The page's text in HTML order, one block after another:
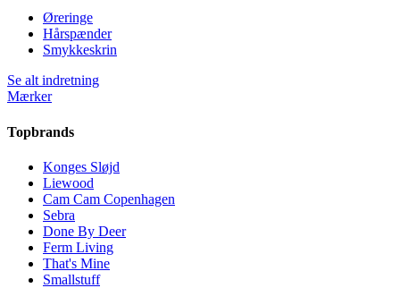
Øreringe
Hårspænder
Smykkeskrin
Se alt indretning
Mærker
Topbrands
Konges Sløjd
Liewood
Cam Cam Copenhagen
Sebra
Done By Deer
Ferm Living
That's Mine
Smallstuff